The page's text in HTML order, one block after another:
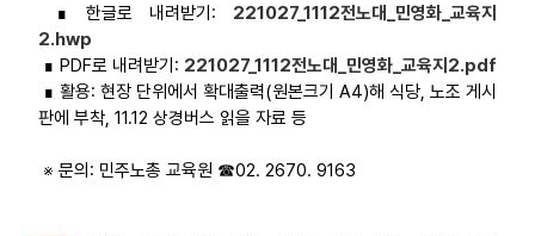
∎ 한글로 내려받기:
221027_1112전노대_민영화_교육지
2.hwp
∎ PDF로 내려받기: 221027_1112전노대_민영화_교육지2.pdf
∎ 활용: 현장 단위에서 확대출력(원본크기 A4)해 식당, 노조 게시
판에 부착, 11.12 상경버스 읽을 자료 등
※ 문의: 민주노총 교육원 ☎02. 2670. 9163